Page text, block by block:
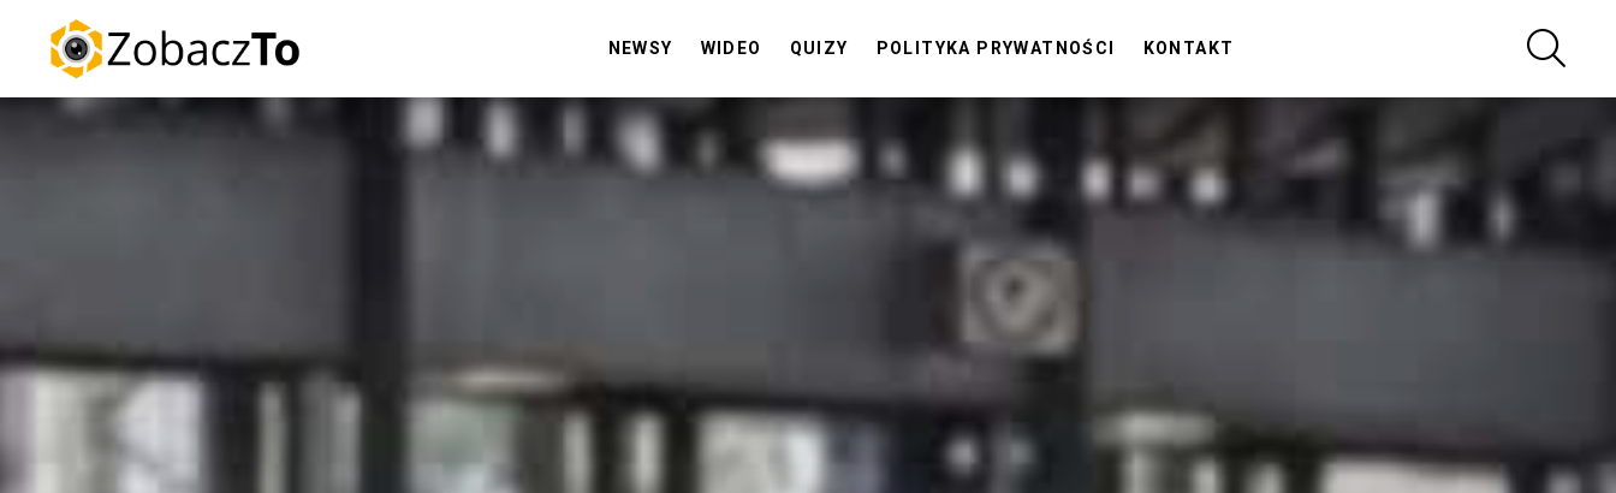
NEWSY WIDEO QUIZY POLITYKA PRYWATNOŚCI KONTAKT